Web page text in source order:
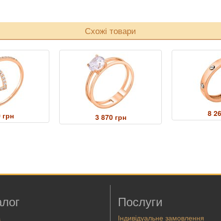
Схожі товари
грн
3 870 грн 8
Послуги
Індивідуальне замовлення